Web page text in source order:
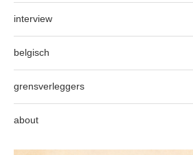
interview
belgisch
grensverleggers
about